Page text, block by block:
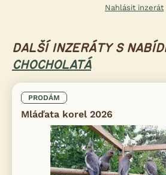
Nahlásit inzerát
DALŠÍ INZERÁTY S
CHOCHOLATÁ
PRODÁM
Mláďata korel 2026